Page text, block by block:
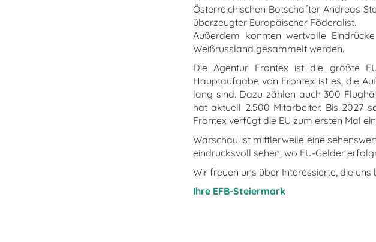
Österreichischen Botschafter Andreas
überzeugter Europäischer Föderalist.
Außerdem konnten wertvolle
Weißrussland gesammelt werden.
Die Agentur Frontex ist die größte
Hauptaufgabe von Frontex ist es, die
lang sind. Dazu zählen auch 300
hat aktuell 2.500 Mitarbeiter. Bis 2027
Frontex verfügt die EU zum ersten Mal
Warschau ist mittlerweile eine
eindrucksvoll sehen, wo EU-Gelder
Wir freuen uns über Interessierte, die
Ihre EFB-Steiermark